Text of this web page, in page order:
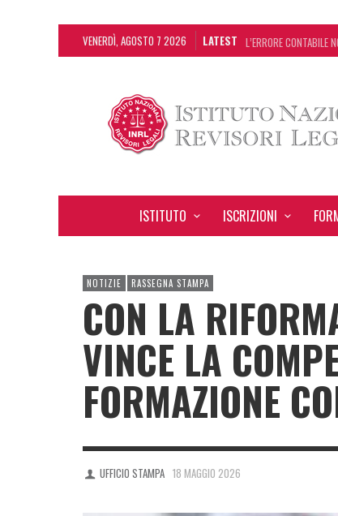
VENERDÌ, AGOSTO 7 2026 LATEST L’ERRORE CONTABILE
DECRETO OMNIBUS:
ISTITUTO ISCRIZIONI
NOTIZIE RASSEGNA STAMPA
CON LA
VINCE LA
FORMAZIONE
UFFICIO STAMPA 18 MAGGIO 2026